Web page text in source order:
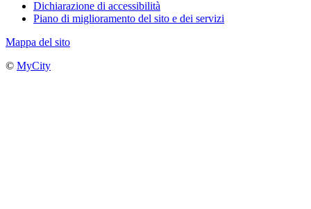
Dichiarazione di accessibilità
Piano di miglioramento del sito e dei servizi
Mappa del sito
© MyCity